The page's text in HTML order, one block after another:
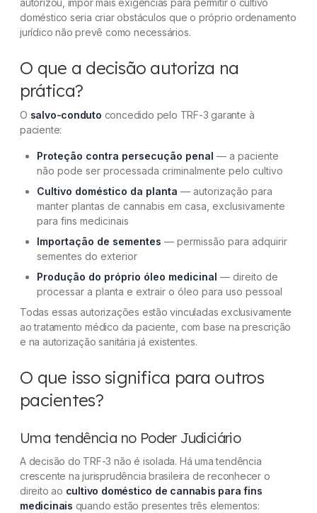
autorizou, impor mais exigências para permitir o cultivo
doméstico seria criar obstáculos que o próprio ordenamento
jurídico não prevê como necessários.
O que a decisão autoriza na
prática?
O salvo-conduto concedido pelo TRF-3 garante à
paciente:
Proteção contra persecução penal — a paciente
não pode ser processada criminalmente pelo cultivo
Cultivo doméstico da planta — autorização para
manter plantas de cannabis em casa, exclusivamente
para fins medicinais
Importação de sementes — permissão para adquirir
sementes do exterior
Produção do próprio óleo medicinal — direito de
processar a planta e extrair o óleo para uso pessoal
Todas essas autorizações estão vinculadas exclusivamente
ao tratamento médico da paciente, com base na prescrição
e na autorização sanitária já existentes.
O que isso significa para outros
pacientes?
Uma tendência no Poder Judiciário
A decisão do TRF-3 não é isolada. Há uma tendência
crescente na jurisprudência brasileira de reconhecer o
direito ao cultivo doméstico de cannabis para fins
medicinais quando estão presentes três elementos: